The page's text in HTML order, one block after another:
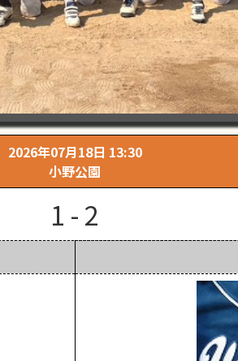
2026年07月18日 13:30
小野公園
1 - 2